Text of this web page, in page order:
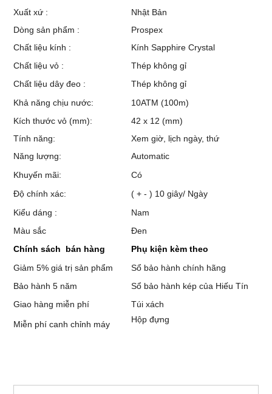
Xuất xứ :
Nhật Bản
Dòng sản phẩm :
Prospex
Chất liệu kính :
Kính Sapphire Crystal
Chất liệu vỏ :
Thép không gỉ
Chất liệu dây đeo :
Thép không gỉ
Khả năng chịu nước:
10ATM (100m)
Kích thước vỏ (mm):
42 x 12 (mm)
Tính năng:
Xem giờ, lịch ngày, thứ
Năng lượng:
Automatic
Khuyến mãi:
Có
Độ chính xác:
( + - ) 10 giây/ Ngày
Kiểu dáng :
Nam
Màu sắc
Đen
Chính sách bán hàng
Phụ kiện kèm theo
Giảm 5% giá trị sản phẩm
Sổ bảo hành chính hãng
Bảo hành 5 năm
Sổ bảo hành kép của Hiếu Tín
Giao hàng miễn phí
Túi xách
Miễn phí canh chỉnh máy Hộp đựng